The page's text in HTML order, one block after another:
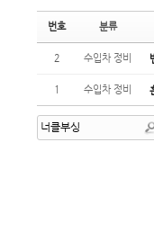
번호 분류
2 수입차 정비
1 수입차 정비